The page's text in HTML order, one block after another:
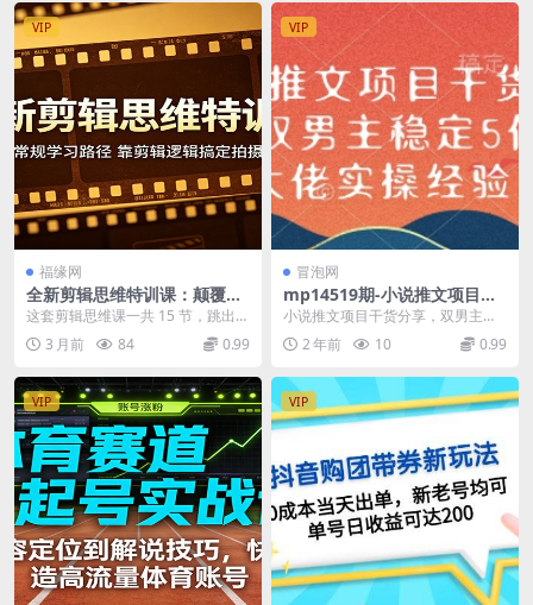
VIP
福缘网
全新剪辑思维特训课：颠覆常
规学习路径，靠剪辑逻辑搞定
拍摄创作
这套剪辑思维课一共 15 节，跳出传
统先学拍摄再学剪辑的老旧模式，
采用剪辑思维反...
3 月前 84 0.99
VIP
冒泡网
mp14519期-小说推文项目干
货分享，双男主稳定5位数大
佬实操经验
小说推文项目干货分享，双男主稳
定5位数大佬实操经验 想必很多人
都听说过小说推文，...
2 年前 10 0.99
VIP VIP